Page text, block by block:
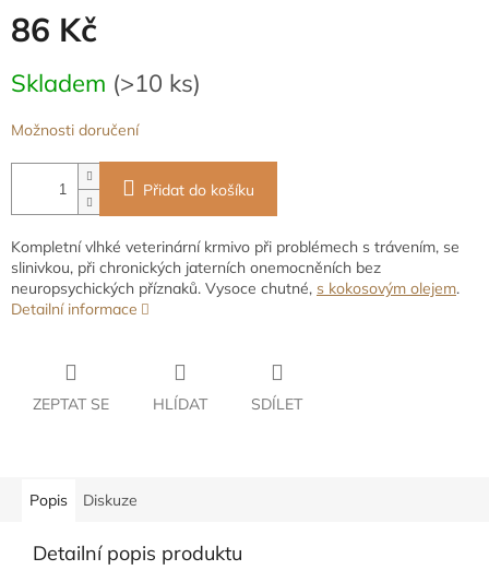
86 Kč
cena:
Skladem (>10 ks)
Možnosti doručení
Přidat do košíku
Kompletní vlhké veterinární krmivo při problémech s trávením, se
slinivkou, při chronických jaterních onemocněních bez
neuropsychických příznaků. Vysoce chutné, s kokosovým olejem.
Detailní informace
ZEPTAT SE HLÍDAT SDÍLET
Popis Diskuze
Detailní popis produktu